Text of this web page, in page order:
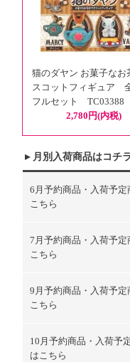
猫のダヤン お菓子なお
スコットフィギュア
フルセット TC03388
2,780円(内税)
月別入荷商品はコチラ
6月予約商品・入荷予定
こちら
7月予約商品・入荷予定
こちら
9月予約商品・入荷予定
こちら
10月予約商品・入荷予
はこちら